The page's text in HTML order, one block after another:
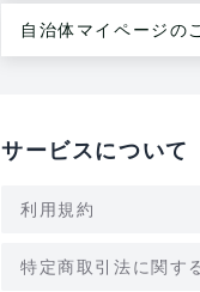
自治体マイページの
サービスについて
利用規約
特定商取引法に関す